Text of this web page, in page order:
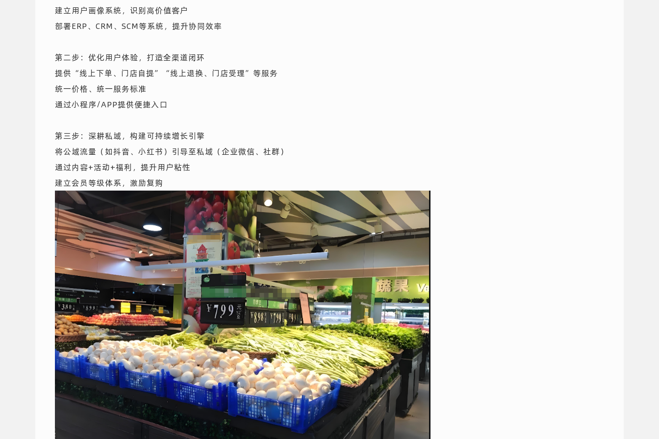
建立用户画像系统，识别高价值客户
部署ERP、CRM、SCM等系统，提升协同效率
第二步：优化用户体验，打造全渠道闭环
提供“线上下单、门店自提”“线上退换、门店受理”等服务
统一价格、统一服务标准
通过小程序/APP提供便捷入口
第三步：深耕私域，构建可持续增长引擎
将公域流量（如抖音、小红书）引导至私域（企业微信、社群）
通过内容+活动+福利，提升用户粘性
建立会员等级体系，激励复购